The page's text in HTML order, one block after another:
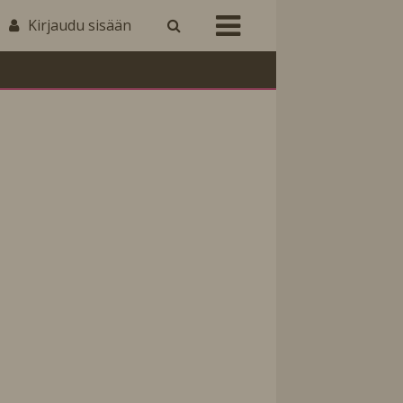
Kirjaudu sisään